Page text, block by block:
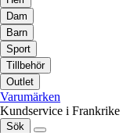
Dam
Barn
Sport
Tillbehör
Outlet
Varumärken
Kundservice i Frankrike
Sök